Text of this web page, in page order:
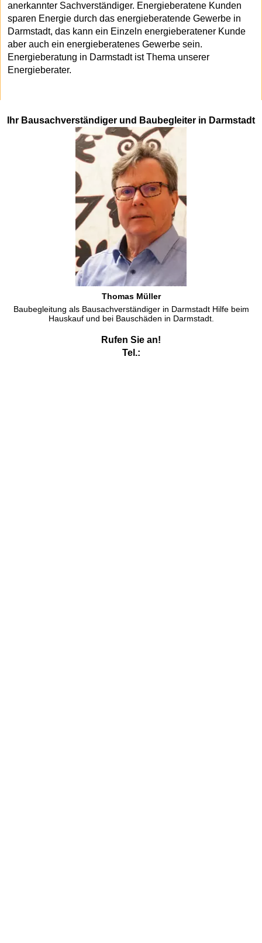
Ihr Bausachverständiger und Baubegleiter in Darmstadt
Thomas Müller
Baubegleitung als Bausachverständiger in Darmstadt Hilfe beim
Hauskauf und bei Bauschäden in Darmstadt.
Rufen Sie an!
Tel.:
anerkannter Sachverständiger. Energieberatene Kunden
sparen Energie durch das energieberatende Gewerbe in
Darmstadt, das kann ein Einzeln energieberatener Kunde
aber auch ein energieberatenes Gewerbe sein.
Energieberatung in Darmstadt ist Thema unserer
Energieberater.